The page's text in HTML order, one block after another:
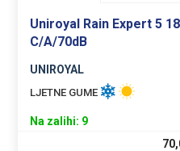
Uniroyal Rain Expert 5
C/A/70dB
UNIROYAL
LJETNE GUME
Na zalihi: 9